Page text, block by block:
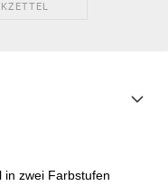
in zwei Farbstufen